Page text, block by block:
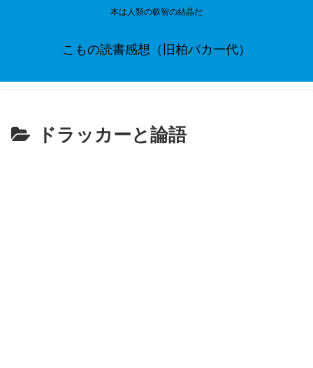
本は人類の叡智の結晶だ
こもの読書感想（旧柏バカ一代）
ドラッカーと論語